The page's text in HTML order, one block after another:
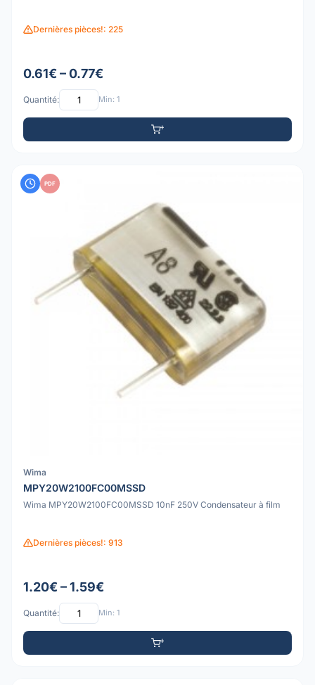
Dernières pièces!: 225
0.61€ – 0.77€
Quantité: Min: 1
PDF
Wima
MPY20W2100FC00MSSD
Wima MPY20W2100FC00MSSD 10nF 250V Condensateur à film
Dernières pièces!: 913
1.20€ – 1.59€
Quantité: Min: 1